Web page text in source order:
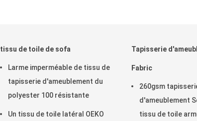
tissu de toile de sofa
Larme imperméable de tissu de
tapisserie d'ameublement du
polyester 100 résistante
Un tissu de toile latéral OEKO
Tapisserie
Fabric
260gsm
d'ameublement
tissu de toile